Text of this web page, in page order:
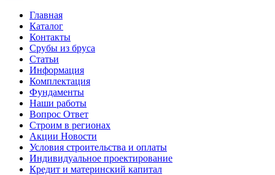
Главная
Каталог
Контакты
Срубы из бруса
Статьи
Информация
Комплектация
Фундаменты
Наши работы
Вопрос Ответ
Строим в регионах
Акции Новости
Условия строительства и оплаты
Индивидуальное проектирование
Кредит и материнский капитал